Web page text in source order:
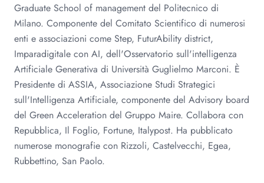
Graduate School of management del Politecnico di
Milano. Componente del Comitato Scientifico di numerosi
enti e associazioni come Step, FuturAbility district,
Imparadigitale con AI, dell'Osservatorio sull'intelligenza
Artificiale Generativa di Università Guglielmo Marconi. È
Presidente di ASSIA, Associazione Studi Strategici
sull'Intelligenza Artificiale, componente del Advisory board
del Green Acceleration del Gruppo Maire. Collabora con
Repubblica, Il Foglio, Fortune, Italypost. Ha pubblicato
numerose monografie con Rizzoli, Castelvecchi, Egea,
Rubbettino, San Paolo.